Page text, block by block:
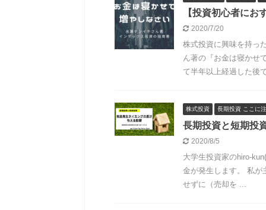
【投資初心者にお
2020/7/20
株式投資に興味を持っ
ん著の『お金は寝かせ
て半年以上経過した後
株式投資 長期投資 ここに
長期投資と短期投
2020/8/5
大学生投資家のhiro-
金が発生します。 私が
せずに（売却を ...